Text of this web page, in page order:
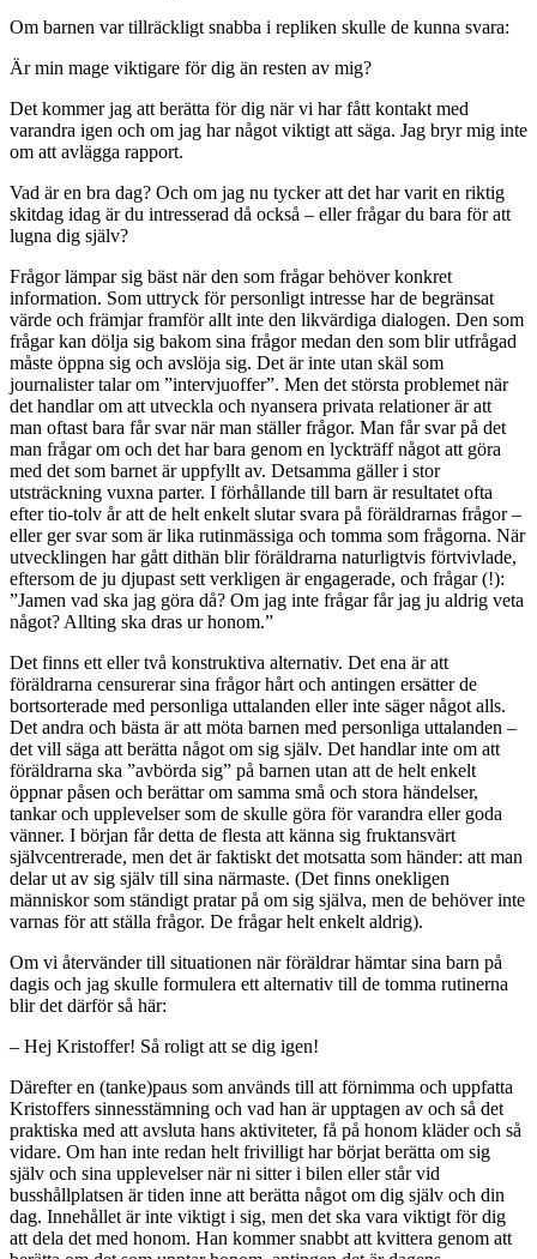
Om barnen var tillräckligt snabba i repliken skulle de kunna svara:
Är min mage viktigare för dig än resten av mig?
Det kommer jag att berätta för dig när vi har fått kontakt med
varandra igen och om jag har något viktigt att säga. Jag bryr mig inte
om att avlägga rapport.
Vad är en bra dag? Och om jag nu tycker att det har varit en riktig
skitdag idag är du intresserad då också – eller frågar du bara för att
lugna dig själv?
Frågor lämpar sig bäst när den som frågar behöver konkret
information. Som uttryck för personligt intresse har de begränsat
värde och främjar framför allt inte den likvärdiga dialogen. Den som
frågar kan dölja sig bakom sina frågor medan den som blir utfrågad
måste öppna sig och avslöja sig. Det är inte utan skäl som
journalister talar om ”intervjuoffer”. Men det största problemet när
det handlar om att utveckla och nyansera privata relationer är att
man oftast bara får svar när man ställer frågor. Man får svar på det
man frågar om och det har bara genom en lyckträff något att göra
med det som barnet är uppfyllt av. Detsamma gäller i stor
utsträckning vuxna parter. I förhållande till barn är resultatet ofta
efter tio-tolv år att de helt enkelt slutar svara på föräldrarnas frågor –
eller ger svar som är lika rutinmässiga och tomma som frågorna. När
utvecklingen har gått dithän blir föräldrarna naturligtvis förtvivlade,
eftersom de ju djupast sett verkligen är engagerade, och frågar (!):
”Jamen vad ska jag göra då? Om jag inte frågar får jag ju aldrig veta
något? Allting ska dras ur honom.”
Det finns ett eller två konstruktiva alternativ. Det ena är att
föräldrarna censurerar sina frågor hårt och antingen ersätter de
bortsorterade med personliga uttalanden eller inte säger något alls.
Det andra och bästa är att möta barnen med personliga uttalanden –
det vill säga att berätta något om sig själv. Det handlar inte om att
föräldrarna ska ”avbörda sig” på barnen utan att de helt enkelt
öppnar påsen och berättar om samma små och stora händelser,
tankar och upplevelser som de skulle göra för varandra eller goda
vänner. I början får detta de flesta att känna sig fruktansvärt
självcentrerade, men det är faktiskt det motsatta som händer: att man
delar ut av sig själv till sina närmaste. (Det finns onekligen
människor som ständigt pratar på om sig själva, men de behöver inte
varnas för att ställa frågor. De frågar helt enkelt aldrig).
Om vi återvänder till situationen när föräldrar hämtar sina barn på
dagis och jag skulle formulera ett alternativ till de tomma rutinerna
blir det därför så här:
– Hej Kristoffer! Så roligt att se dig igen!
Därefter en (tanke)paus som används till att förnimma och uppfatta
Kristoffers sinnesstämning och vad han är upptagen av och så det
praktiska med att avsluta hans aktiviteter, få på honom kläder och så
vidare. Om han inte redan helt frivilligt har börjat berätta om sig
själv och sina upplevelser när ni sitter i bilen eller står vid
busshållplatsen är tiden inne att berätta något om dig själv och din
dag. Innehållet är inte viktigt i sig, men det ska vara viktigt för dig
att dela det med honom. Han kommer snabbt att kvittera genom att